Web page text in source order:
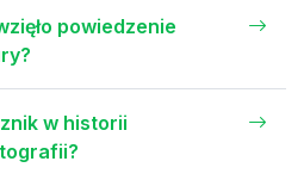
powiedzenie
w historii